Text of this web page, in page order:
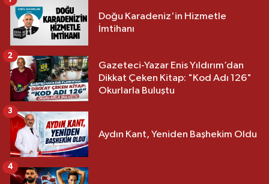
Doğu Karadeniz'in Hizmetle
İmtihanı
Gazeteci-Yazar Enis Yıldırım’dan
Dikkat Çeken Kitap: "Kod Adı 126"
Okurlarla Buluştu
2
Aydın Kant, Yeniden Başhekim Oldu
3
4